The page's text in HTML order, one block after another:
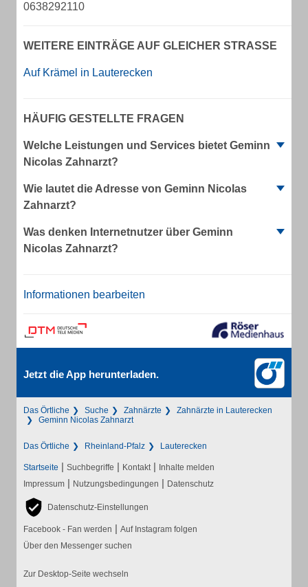
0638292110
WEITERE EINTRÄGE AUF GLEICHER STRASSE
Auf Krämel in Lauterecken
HÄUFIG GESTELLTE FRAGEN
Welche Leistungen und Services bietet Geminn
Nicolas Zahnarzt?
Wie lautet die Adresse von Geminn Nicolas
Zahnarzt?
Was denken Internetnutzer über Geminn
Nicolas Zahnarzt?
Informationen bearbeiten
Jetzt die App herunterladen.
Das Örtliche Suche Zahnärzte
Zahnärzte in Lauterecken
Geminn Nicolas Zahnarzt
Das Örtliche Rheinland-Pfalz Lauterecken
Startseite | Suchbegriffe | Kontakt | Inhalte melden
Impressum | Nutzungsbedingungen | Datenschutz
Datenschutz-Einstellungen
Facebook - Fan werden | Auf Instagram folgen
Über den Messenger suchen
Zur Desktop-Seite wechseln